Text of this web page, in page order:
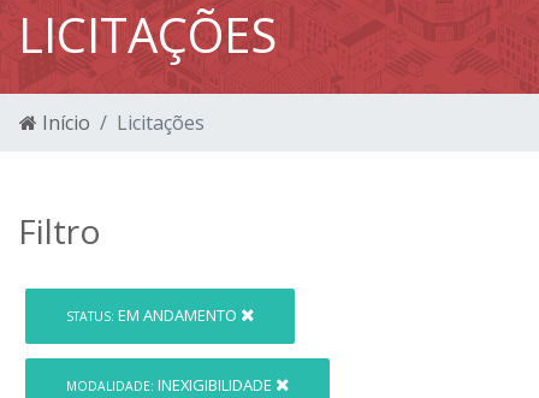
LICITAÇÕES
Início Licitações
Filtro
STATUS: EM ANDAMENTO
MODALIDADE: INEXIGIBILIDADE